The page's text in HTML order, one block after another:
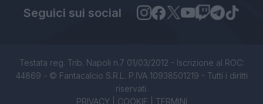
Seguici sui social
Testata reg. Trib. Napoli n.7 01/03/2012 - Iscrizione al ROC:
44869 - © Fantacalcio S.R.L. P.IVA 10938501219 - Tutti i diritti
riservati.
PRIVACY| COOKIE TERMINI